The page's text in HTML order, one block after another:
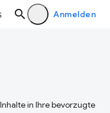
Anmelden
in Ihre bevorzugte